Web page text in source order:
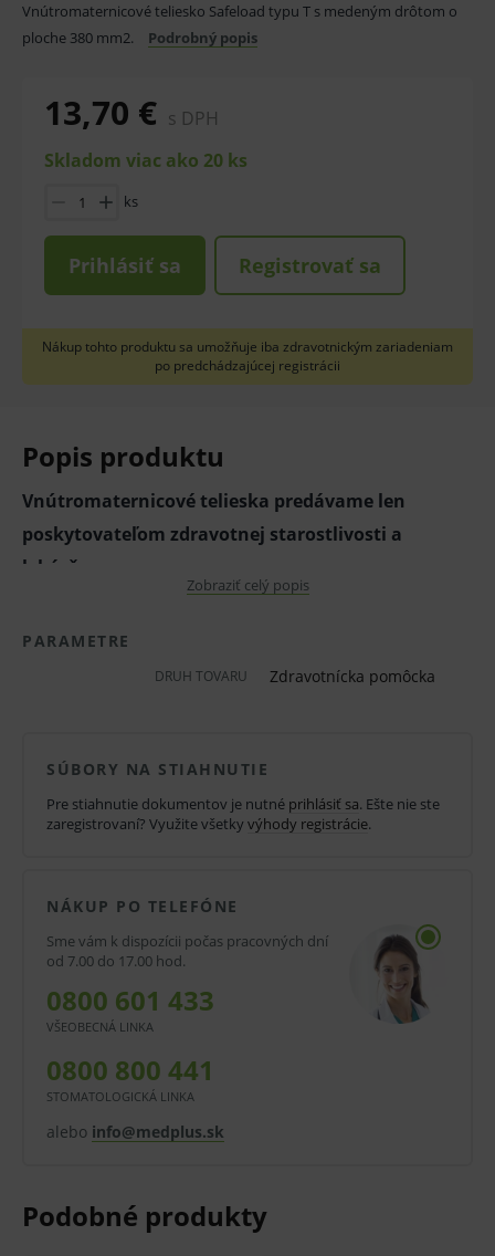
Vnútromaternicové teliesko Safeload typu T s medeným drôtom o
ploche 380 mm2.
Podrobný popis
13,70 € s DPH
Skladom viac ako 20 ks
ks
Prihlásiť sa Registrovať sa
Nákup tohto produktu sa umožňuje iba zdravotnickým zariadeniam
po predchádzajúcej registrácii
Popis produktu
Vnútromaternicové telieska predávame len
poskytovateľom zdravotnej starostlivosti a
lekárňam.
Vnútromaternicové teliesko Safeload typu T s
medeným drôtom o ploche 380 mm2.
med
Doba účinnosti:
T
Obsahuje:
380 mm² povrchu medi
Veľkosť:
Rozmery:
Zobraziť celý popis
PARAMETRE
DRUH TOVARU Zdravotnícka pomôcka
SÚBORY NA STIAHNUTIE
Pre stiahnutie dokumentov je nutné prihlásiť sa. Ešte nie ste
zaregistrovaní? Využite všetky výhody registrácie.
NÁKUP PO TELEFÓNE
Sme vám k dispozícii počas pracovných dní
od 7.00 do 17.00 hod.
0800 601 433
VŠEOBECNÁ LINKA
0800 800 441
STOMATOLOGICKÁ LINKA
alebo info@medplus.sk